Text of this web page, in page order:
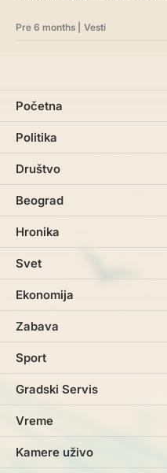
Pre 6 months Vesti
Početna
Politika
Društvo
Beograd
Hronika
Svet
Ekonomija
Zabava
Sport
Gradski Servis
Vreme
Kamere uživo